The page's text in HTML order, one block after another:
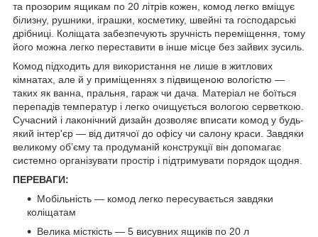
та прозорим ящикам по 20 літрів кожен, комод легко вміщує
білизну, рушники, іграшки, косметику, швейні та господарські
дрібниці. Коліщата забезпечують зручність переміщення, тому
його можна легко переставити в інше місце без зайвих зусиль.
Комод підходить для використання не лише в житлових
кімнатах, але й у приміщеннях з підвищеною вологістю —
таких як ванна, пральня, гараж чи дача. Матеріал не боїться
перепадів температур і легко очищується вологою серветкою.
Сучасний і лаконічний дизайн дозволяє вписати комод у будь-
який інтер'єр — від дитячої до офісу чи салону краси. Завдяки
великому об’єму та продуманій конструкції він допомагає
системно організувати простір і підтримувати порядок щодня.
ПЕРЕВАГИ:
Мобільність — комод легко пересувається завдяки
коліщатам
Велика місткість — 5 висувних ящиків по 20 л